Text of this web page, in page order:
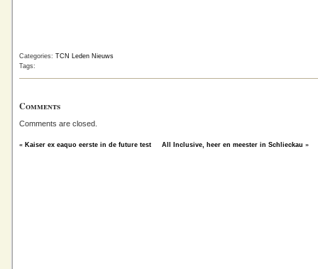
Categories: TCN Leden Nieuws
Tags:
Comments
Comments are closed.
« Kaiser ex eaquo eerste in de future test All Inclusive, heer en meester in Schlieckau »